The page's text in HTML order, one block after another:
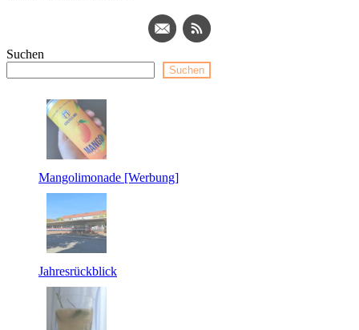
Suchen
Suchen
Mangolimonade [Werbung]
Jahresrückblick